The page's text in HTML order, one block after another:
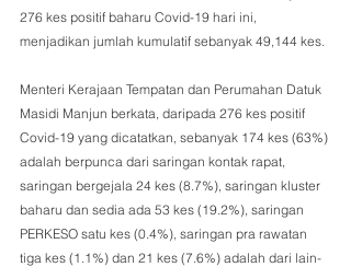
276 kes positif baharu Covid-19 hari ini,
menjadikan jumlah kumulatif sebanyak 49,144 kes.
Menteri Kerajaan Tempatan dan Perumahan Datuk
Masidi Manjun berkata, daripada 276 kes positif
Covid-19 yang dicatatkan, sebanyak 174 kes (63%)
adalah berpunca dari saringan kontak rapat,
saringan bergejala 24 kes (8.7%), saringan kluster
baharu dan sedia ada 53 kes (19.2%), saringan
PERKESO satu kes (0.4%), saringan pra rawatan
tiga kes (1.1%) dan 21 kes (7.6%) adalah dari lain-